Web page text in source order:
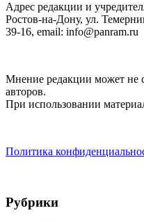
Адрес редакции и
Ростов-на-Дону, ул.
39-16, email: info@panram.ru
Мнение редакции может не
авторов.
При использовании
Политика
Рубрики